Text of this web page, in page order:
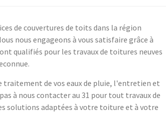
de couvertures de toits dans la région
nous engageons à vous satisfaire grâce à
qualifiés pour les travaux de toitures neuves
traitement de vos eaux de pluie, l'entretien et
à nous contacter au 31 pour tout travaux de
solutions adaptées à votre toiture et à votre